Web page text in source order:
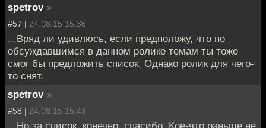
spetrov »
#57 | 24.08.15 15:36
...Вряд ли удивлюсь, если предположу, что по
обсуждавшимся в данном ролике темам ты тоже
смог бы предложить список. Однако ролик для чего-
то снят.
spetrov »
#58 | 24.08.15 15:43